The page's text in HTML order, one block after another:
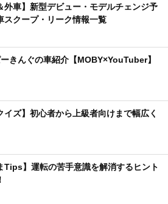
外車】新型デビュー・モデルチェンジ予
スクープ・リーク情報一覧
きんぐの車紹介【MOBY×YouTuber】
イズ】初心者から上級者向けまで幅広く
Tips】運転の苦手意識を解消するヒント